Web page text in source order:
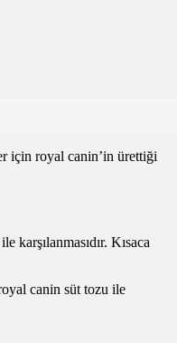
için royal canin’in ürettiği
Kısaca
canin süt tozu ile